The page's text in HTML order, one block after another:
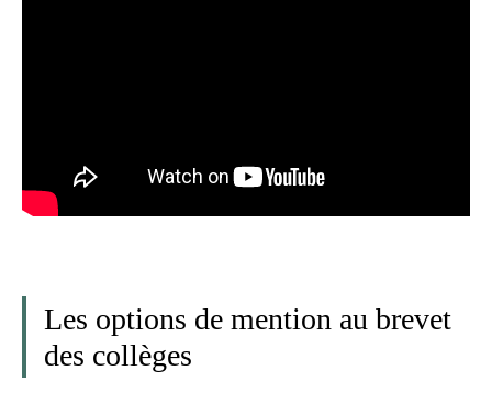
Les options de mention au brevet
des collèges